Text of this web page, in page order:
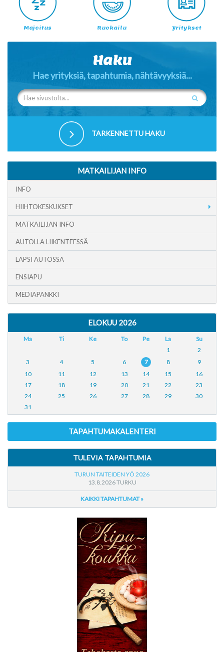
Majoitus Ruokailu Yritykset
Haku
Hae yrityksiä, tapahtumia, nähtävyyksiä...
TARKENNETTU HAKU
MATKAILIJAN INFO
INFO
HIIHTOKESKUKSET
MATKAILIJAN INFO
AUTOLLA LIIKENTEESSÄ
LAPSI AUTOSSA
ENSIAPU
MEDIAPANKKI
ELOKUU 2026
Ma Ti Ke To Pe La
Su
1
2
3
4 5 6 7 8
9
10
11 12 13 14 15
16
17
18 19 20 21 22
23
24
25 26 27 28 29
30
31
TAPAHTUMAKALENTERI
TULEVIA TAPAHTUMIA
TURUN TAITEIDEN YÖ 2026
13.8.2026 TURKU
KAIKKI TAPAHTUMAT »